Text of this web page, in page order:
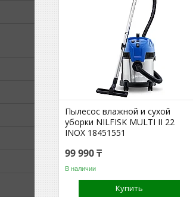
Пылесос влажной и сухой
уборки NILFISK MULTI II 22
INOX 18451551
99 990 ₸
В наличии
Купить